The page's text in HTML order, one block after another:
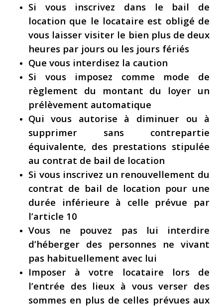
Si vous inscrivez dans le bail de
location que le locataire est obligé de
vous laisser visiter le bien plus de deux
heures par jours ou les jours fériés
Que vous interdisez la caution
Si vous imposez comme mode de
règlement du montant du loyer un
prélèvement automatique
Qui vous autorise à diminuer ou à
supprimer sans contrepartie
équivalente, des prestations stipulée
au contrat de bail de location
Si vous inscrivez un renouvellement du
contrat de bail de location pour une
durée inférieure à celle prévue par
l’article 10
Vous ne pouvez pas lui interdire
d’héberger des personnes ne vivant
pas habituellement avec lui
Imposer à votre locataire lors de
l’entrée des lieux à vous verser des
sommes en plus de celles prévues aux